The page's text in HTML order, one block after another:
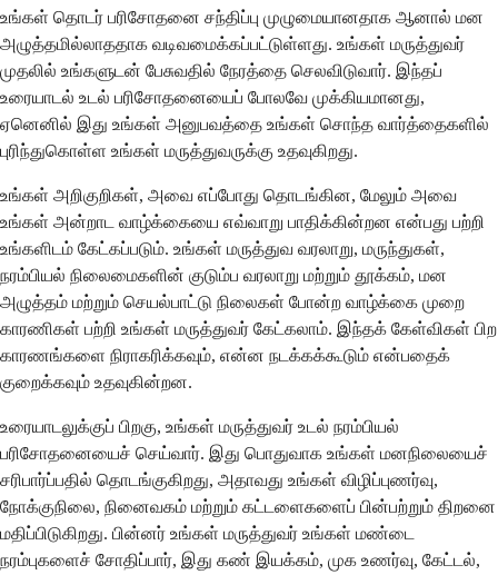
உங்கள் தொடர் பரிசோதனை சந்திப்பு முழுமையானதாக ஆனால் மன
அழுத்தமில்லாததாக வடிவமைக்கப்பட்டுள்ளது. உங்கள் மருத்துவர்
முதலில் உங்களுடன் பேசுவதில் நேரத்தை செலவிடுவார். இந்தப்
உரையாடல் உடல் பரிசோதனையைப் போலவே முக்கியமானது,
ஏனெனில் இது உங்கள் அனுபவத்தை உங்கள் சொந்த வார்த்தைகளில்
புரிந்துகொள்ள உங்கள் மருத்துவருக்கு உதவுகிறது.
உங்கள் அறிகுறிகள், அவை எப்போது தொடங்கின, மேலும் அவை
உங்கள் அன்றாட வாழ்க்கையை எவ்வாறு பாதிக்கின்றன என்பது பற்றி
உங்களிடம் கேட்கப்படும். உங்கள் மருத்துவ வரலாறு, மருந்துகள்,
நரம்பியல் நிலைமைகளின் குடும்ப வரலாறு மற்றும் தூக்கம், மன
அழுத்தம் மற்றும் செயல்பாட்டு நிலைகள் போன்ற வாழ்க்கை முறை
காரணிகள் பற்றி உங்கள் மருத்துவர் கேட்கலாம். இந்தக் கேள்விகள் பிற
காரணங்களை நிராகரிக்கவும், என்ன நடக்கக்கூடும் என்பதைக்
குறைக்கவும் உதவுகின்றன.
உரையாடலுக்குப் பிறகு, உங்கள் மருத்துவர் உடல் நரம்பியல்
பரிசோதனையைச் செய்வார். இது பொதுவாக உங்கள் மனநிலையைச்
சரிபார்ப்பதில் தொடங்குகிறது, அதாவது உங்கள் விழிப்புணர்வு,
நோக்குநிலை, நினைவகம் மற்றும் கட்டளைகளைப் பின்பற்றும் திறனை
மதிப்பிடுகிறது. பின்னர் உங்கள் மருத்துவர் உங்கள் மண்டை
நரம்புகளைச் சோதிப்பார், இது கண் இயக்கம், முக உணர்வு, கேட்டல்,